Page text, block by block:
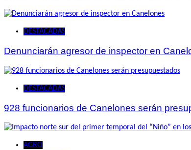
DESTACADAS
Denunciarán agresor de inspector en
DESTACADAS
928 funcionarios de Canelones serán
AGRO